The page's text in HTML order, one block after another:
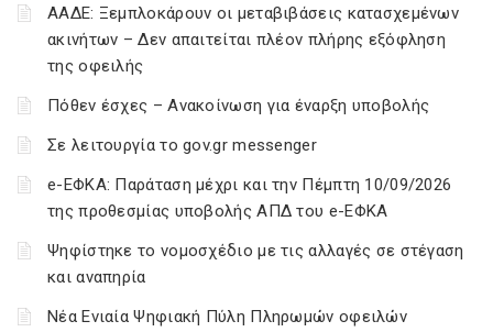
ΑΑΔΕ: Ξεμπλοκάρουν οι μεταβιβάσεις κατασχεμένων
ακινήτων – Δεν απαιτείται πλέον πλήρης εξόφληση
της οφειλής
Πόθεν έσχες – Ανακοίνωση για έναρξη υποβολής
Σε λειτουργία το gov.gr messenger
e-ΕΦΚΑ: Παράταση μέχρι και την Πέμπτη 10/09/2026
της προθεσμίας υποβολής ΑΠΔ του e-ΕΦΚΑ
Ψηφίστηκε το νομοσχέδιο με τις αλλαγές σε στέγαση
και αναπηρία
Νέα Ενιαία Ψηφιακή Πύλη Πληρωμών οφειλών